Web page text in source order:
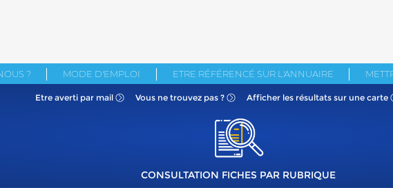
? MODE D'EMPLOI ETRE RÉFÉRENCÉ SUR L'ANNUAIRE
Etre averti par mail Vous ne trouvez pas ? Afficher les résultats sur une carte
CONSULTATION FICHES PAR RUBRIQUE